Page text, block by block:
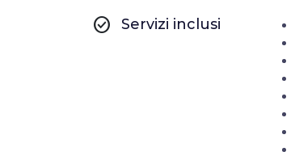
check_circle Servizi inclusi